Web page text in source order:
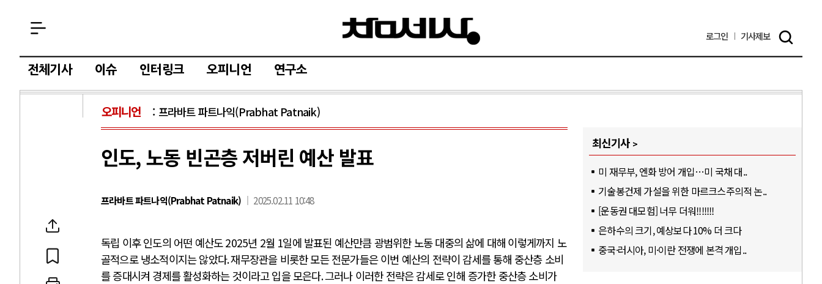
로그인 기사제보
전체기사 이슈 인터링크 오피니언 연구소
오피니언 프라바트 파트나익(Prabhat Patnaik)
인도, 노동 빈곤층 저버린 예산 발표
프라바트 파트나익(Prabhat Patnaik) 2025.02.11 10:48
독립 이후 인도의 어떤 예산도2025년 2월 1일에 발표된 예산만큼 광범위한 노동 대중의 삶에 대해 이렇게까지 노
골적으로 냉소적이지는 않았다.재무장관을 비롯한 모든 전문가들은 이번 예산의 전략이 감세를 통해 중산층 소비
를 증대시켜 경제를 활성화하는 것이라고 입을 모은다.그러나 이러한 전략은 감세로 인해 증가한 중산층 소비가
최신기사
미 재무부, 엔화 방어 개입…미 국채 대..
기술봉건제 가설을 위한 마르크스주의적 논..
[운동권 대모험] 너무 더워!!!!!!!
은하수의 크기, 예상보다 10% 더 크다
중국·러시아, 미·이란 전쟁에 본격 개입..